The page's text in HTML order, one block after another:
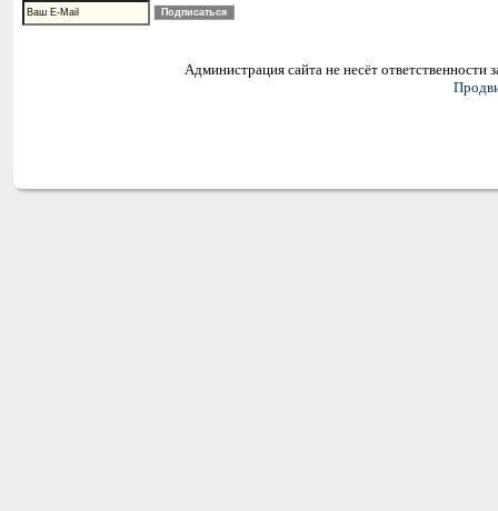
Администрация сайта не несёт ответственности